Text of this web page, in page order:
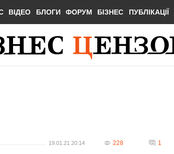
ВІДЕО БЛОГИ ФОРУМ БІЗНЕС ПУБЛІКАЦІЇ
19.01.21 20:14 228 1